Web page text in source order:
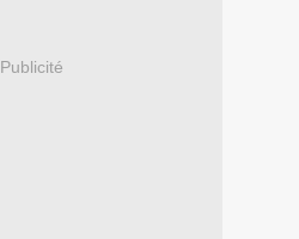
Publicité